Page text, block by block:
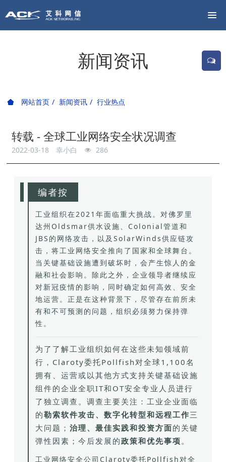
新闻资讯
网站首页 新闻资讯 行业热点
转载 - 全球工业网络安全状况调查
2022-03-18 幸小白 286
编者按
工业组织在2021年面临重大挑战。对佛罗里
达州Oldsmar供水设施、Colonial管道和
JBS的网络攻击，以及SolarWinds供应链攻
击，将工业网络安全推向了国家和全球舞台。
当关键基础设施遭到破坏时，会产生惊人的金
融和社会影响。除此之外，企业领导者继续应
对新冠疫情的影响，同时确定如何高效、安全
地运营。正是在这种背景下，尽管存在前所未
有和不可预测的问题，组织必须努力保持弹
性。
为了了解工业组织如何在这些未知领域前
行，Claroty委托Pollfish对全球1,100名
拥有、运营或以其他方式支持关键基础设施
组件的企业全职IT和OT安全专业人员进行
了独立调查。调查主要关注：工业企业面临
的勒索软件攻击、数字化转型和远程工作三
大问题；治理、最佳实践和投资方面的关键
弹性因素；今后发展的政策和优先事项。
工业网络安全公司Claroty委托Pollfish对全